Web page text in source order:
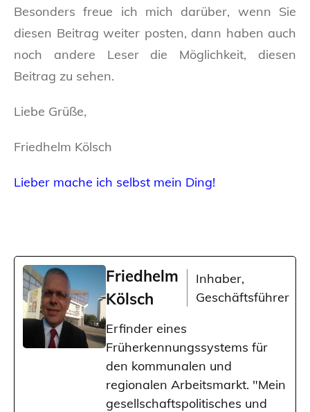
Besonders freue ich mich darüber, wenn Sie
diesen Beitrag weiter posten, dann haben auch
noch andere Leser die Möglichkeit, diesen
Beitrag zu sehen.
Liebe Grüße,
Friedhelm Kölsch
Lieber mache ich selbst mein Ding!
Friedhelm
Kölsch
Inhaber,
Geschäftsführer
Erfinder eines
Früherkennungssystems für
den kommunalen und
regionalen Arbeitsmarkt. "Mein
gesellschaftspolitisches und